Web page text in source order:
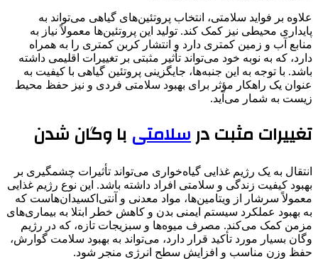
علاوه بر فواید سلامتی، انتخاب پروتئین‌های گیاهی می‌تواند به
پایداری محیطی نیز کمک کند. تولید این پروتئین‌ها معمولاً نیاز به
منابع آب و زمین کمتری دارد و انتشار کربن کمتری را به همراه
دارد، که به نوبه خود می‌تواند تأثیر مثبتی بر تغییرات اقلیمی داشته
باشد. با توجه به این جنبه‌ها، جایگزینی پروتئین گیاهی با کیفیت به
عنوان یک راهکار مؤثر برای بهبود سلامتی فردی و نیز حفظ محیط
زیست به شمار می‌آید.
تغییرات مثبت درسلامتی با وگان شدن
انتقال به یک رژیم غذایی گیاه‌خواری می‌تواند تأثیرات چشمگیری بر
بهبود کیفیت زندگی و سلامتی افراد داشته باشد. این نوع رژیم غذایی
معمولاً سرشار از ویتامین‌ها، مواد معدنی و آنتی‌اکسیدان‌هاست که
به بهبود عملکرد سیستم ایمنی بدن و کاهش خطر ابتلا به بیماری‌های
مزمن کمک می‌کند. مصرف میوه‌ها و سبزیجات تازه، که در رژیم
وگان بسیار مورد تأکید قرار دارد، می‌تواند به بهبود سلامت گوارش،
حفظ وزن مناسب و افزایش سطح انرژی منجر شود.